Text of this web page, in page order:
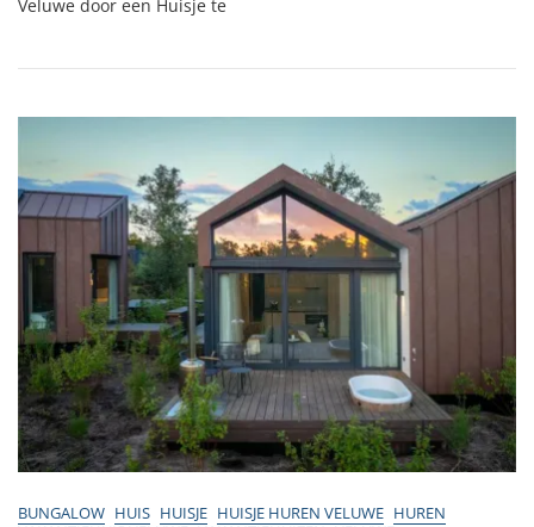
Hoge
Veluwe door een Huisje te
BUNGALOW HUIS HUISJE HUISJE HUREN VELUWE HUREN